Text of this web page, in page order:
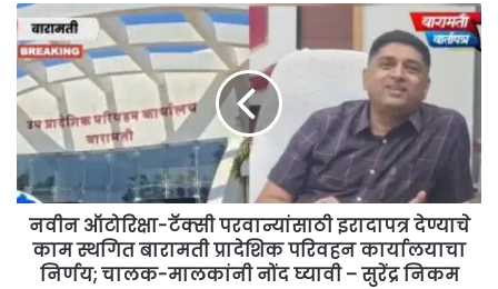
नवीन
ऑटोरिक्षा-
टॅक्सी
परवान्यांसाठी
इरादापत्र
देण्याचे
काम
स्थगित
बारामती
प्रादेशिक
परिवहन
कार्यालयाचा
नवीन ऑटोरिक्षा-टॅक्सी परवान्यांसाठी इरादापत्र देण्याचे
काम स्थगित बारामती प्रादेशिक परिवहन कार्यालयाचा
निर्णय; चालक-मालकांनी नोंद घ्यावी – सुरेंद्र निकम